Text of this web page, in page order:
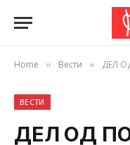
Home » Вести » ДЕЛ ОД
ВЕСТИ
ДЕЛ ОД